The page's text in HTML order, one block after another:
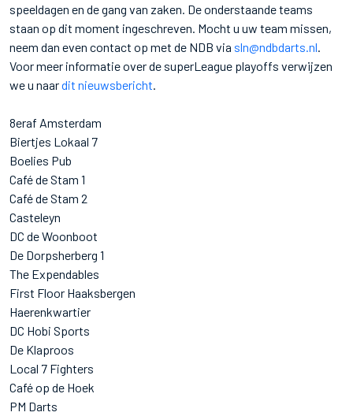
speeldagen en de gang van zaken. De onderstaande teams
staan op dit moment ingeschreven. Mocht u uw team missen,
neem dan even contact op met de NDB via sln@ndbdarts.nl
Voor meer informatie over de superLeague playoffs verwijzen
we u naardit nieuwsbericht
8eraf Amsterdam
Biertjes Lokaal 7
Boelies Pub
Café de Stam 1
Café de Stam 2
Casteleyn
DC de Woonboot
De Dorpsherberg 1
The Expendables
First Floor Haaksbergen
Haerenkwartier
DC Hobi Sports
De Klaproos
Local 7 Fighters
Café op de Hoek
PM Darts